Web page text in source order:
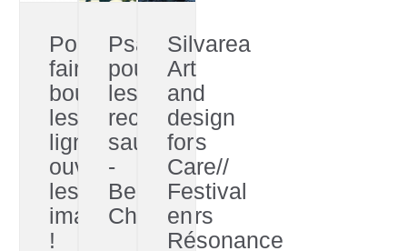
Pour
faire
bouger
les
lignes,
ouvrons
les
imaginaires
!
Psaume
pour
les
recyclés
sauvages
-
Becky
Chambers
Silvarea
Art
and
design
for
Care//
Festival
en
Résonance